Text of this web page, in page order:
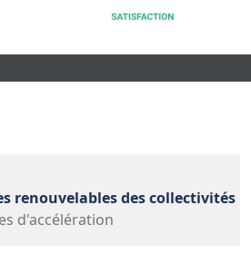
renouvelables des collectivités
d'accélération